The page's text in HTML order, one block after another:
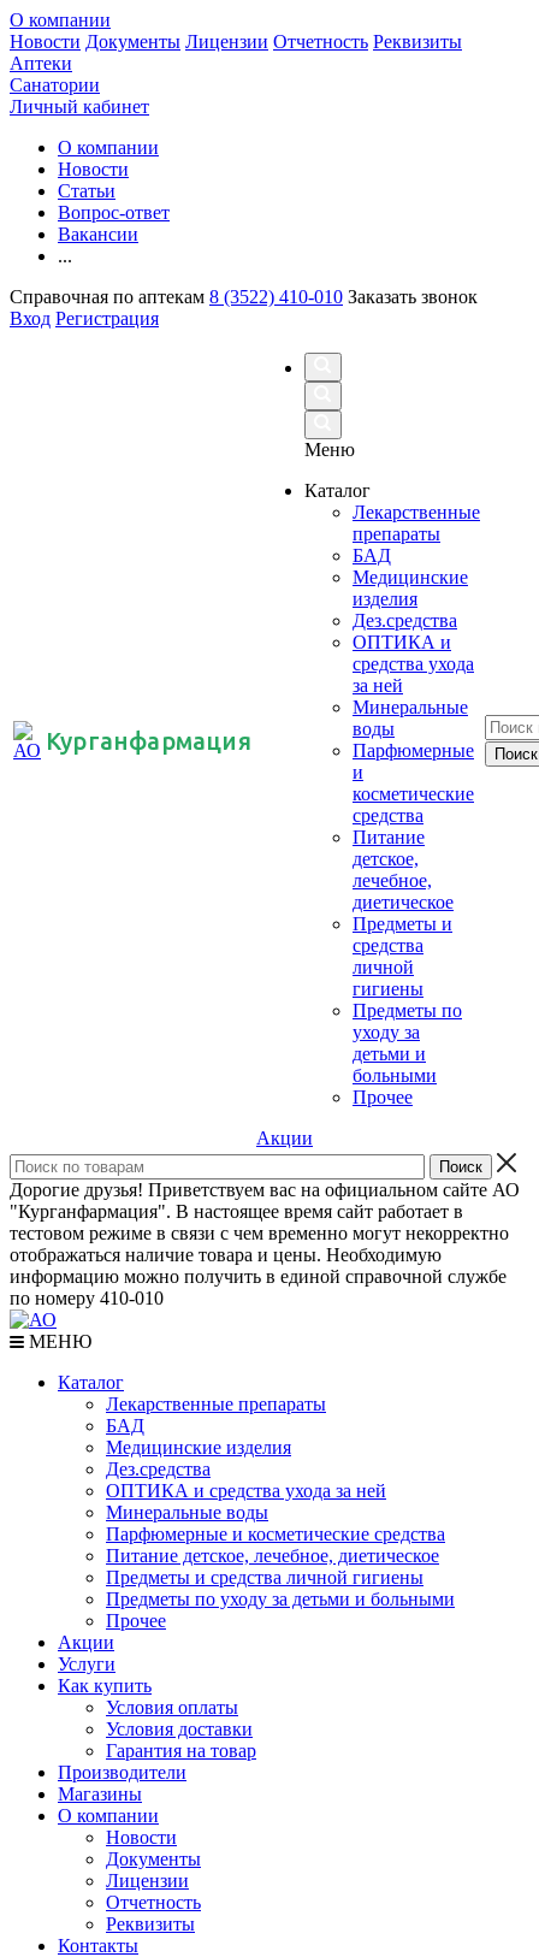
О компании
Новости Документы Лицензии Отчетность Реквизиты
Аптеки
Санатории
Личный кабинет
О компании
Новости
Статьи
Вопрос-ответ
Вакансии
...
Справочная по аптекам 8 (3522) 410-010 Заказать звонок
Вход Регистрация
Курганфармация
Меню
Каталог
Лекарственные
препараты
БАД
Медицинские
изделия
Дез.средства
ОПТИКА и
средства ухода
за ней
Минеральные
воды
Парфюмерные
и
косметические
средства
Питание
детское,
лечебное,
диетическое
Предметы и
средства
личной
гигиены
Предметы по
уходу за
детьми и
больными
Прочее
Акции
Дорогие друзья! Приветствуем вас на официальном сайте АО
"Курганфармация". В настоящее время сайт работает в
тестовом режиме в связи с чем временно могут некорректно
отображаться наличие товара и цены. Необходимую
информацию можно получить в единой справочной службе
по номеру 410-010
МЕНЮ
Каталог
Лекарственные препараты
БАД
Медицинские изделия
Дез.средства
ОПТИКА и средства ухода за ней
Минеральные воды
Парфюмерные и косметические средства
Питание детское, лечебное, диетическое
Предметы и средства личной гигиены
Предметы по уходу за детьми и больными
Прочее
Акции
Услуги
Как купить
Условия оплаты
Условия доставки
Гарантия на товар
Производители
Магазины
О компании
Новости
Документы
Лицензии
Отчетность
Реквизиты
Контакты